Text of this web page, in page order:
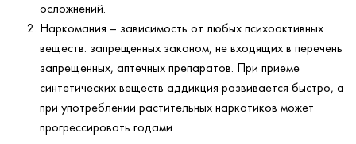
осложнений.
Наркомания – зависимость от любых психоактивных
веществ: запрещенных законом, не входящих в перечень
запрещенных, аптечных препаратов. При приеме
синтетических веществ аддикция развивается быстро, а
при употреблении растительных наркотиков может
прогрессировать годами.